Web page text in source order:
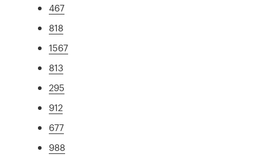
467
818
1567
813
295
912
677
988